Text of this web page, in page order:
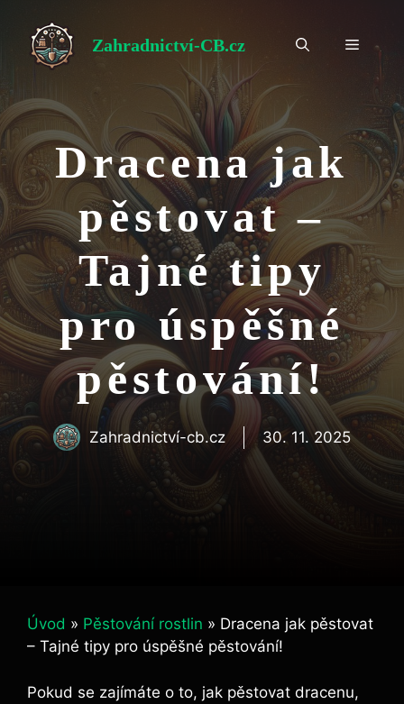
obsah
Zahradnictví-CB.cz Menu
Dracena jak
pěstovat –
Tajné tipy
pro úspěšné
pěstování!
Zahradnictví-cb.cz 30. 11. 2025
Úvod » Pěstování rostlin » Dracena jak pěstovat
– Tajné tipy pro úspěšné pěstování!
Pokud se zajímáte o to, jak pěstovat dracenu,